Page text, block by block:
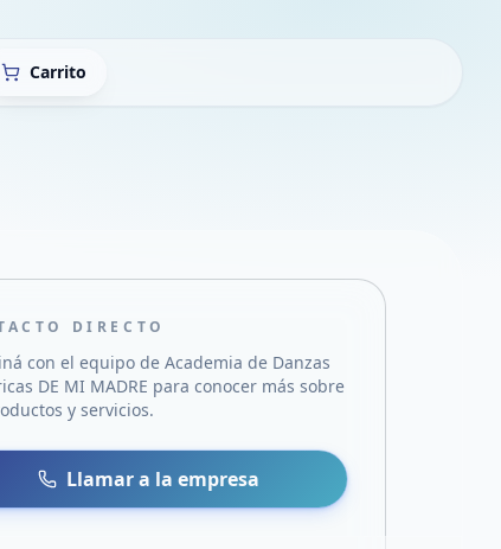
Carrito
DIRECTO
con el equipo deAcademia de Danzas
DE MI MADRE para conocer más sobre
y servicios.
Llamar a la empresa